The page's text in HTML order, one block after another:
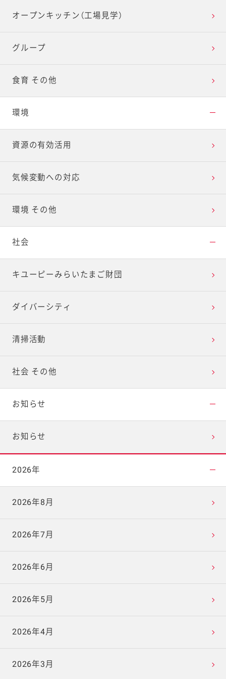
オープンキッチン（工場見学）
グループ
食育 その他
環境
資源の有効活用
気候変動への対応
環境 その他
社会
キユーピーみらいたまご財団
ダイバーシティ
清掃活動
社会 その他
お知らせ
お知らせ
2026年
2026年8月
2026年7月
2026年6月
2026年5月
2026年4月
2026年3月